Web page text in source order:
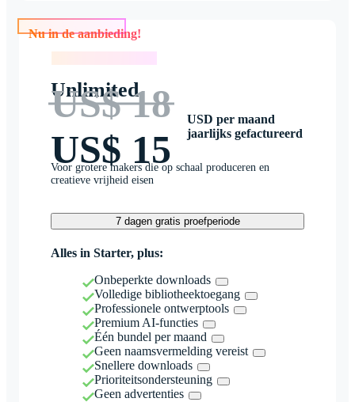
Nu in de aanbieding!
Unlimited
US$ 18
US$ 15
USD per maand
jaarlijks gefactureerd
Voor grotere makers die op schaal produceren en
creatieve vrijheid eisen
7 dagen gratis proefperiode
Alles in Starter, plus:
Onbeperkte downloads
Volledige bibliotheektoegang
Professionele ontwerptools
Premium AI-functies
Één bundel per maand
Geen naamsvermelding vereist
Snellere downloads
Prioriteitsondersteuning
Geen advertenties